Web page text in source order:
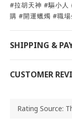
#拉胡天神 #驅小人
購 #開運蠟燭 #職
SHIPPING &
CUSTOMER